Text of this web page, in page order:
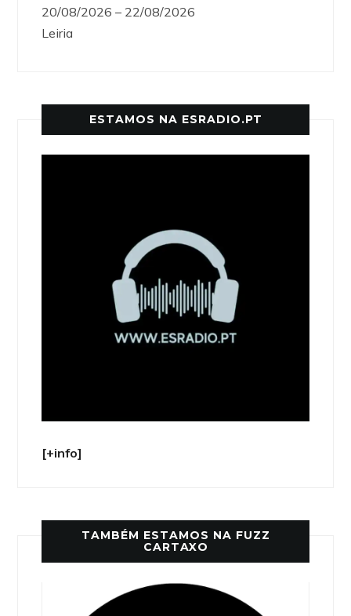
20/08/2026 – 22/08/2026
Leiria
ESTAMOS NA ESRADIO.PT
[+info]
TAMBÉM ESTAMOS NA FUZZ
CARTAXO